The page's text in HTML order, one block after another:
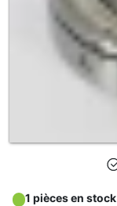
1 pièces en stock